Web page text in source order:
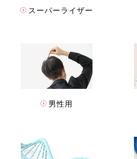
スーパーライザー
男性用